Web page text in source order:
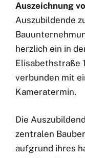
Auszeichnung
Auszubildende
herzlich ein in
Elisabethstraße
verbunden mit
Kameratermin.
Die
zentralen
aufgrund ihres